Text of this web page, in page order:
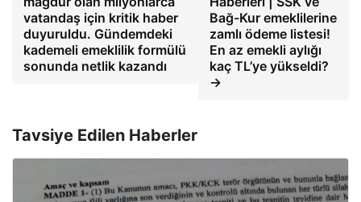
vatandaş için kritik haber
duyuruldu. Gündemdeki
kademeli emeklilik formülü
sonunda netlik kazandı
Bağ-Kur emeklilerine
zamlı ödeme listesi!
En az emekli aylığı
kaç TL’ye yükseldi?
→
Tavsiye Edilen Haberler